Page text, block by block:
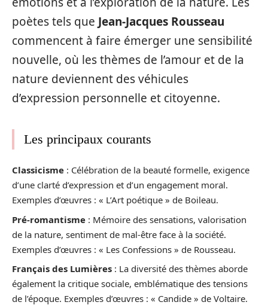
poètes tels que Jean-Jacques Rousseau
commencent à faire émerger une sensibilité
nouvelle, où les thèmes de l’amour et de la
nature deviennent des véhicules
d’expression personnelle et citoyenne.
Les principaux courants
Classicisme : Célébration de la beauté formelle, exigence
d’une clarté d’expression et d’un engagement moral.
Exemples d’œuvres : « L’Art poétique » de Boileau.
Pré-romantisme : Mémoire des sensations, valorisation
de la nature, sentiment de mal-être face à la société.
Exemples d’œuvres : « Les Confessions » de Rousseau.
Français des Lumières : La diversité des thèmes aborde
également la critique sociale, emblématique des tensions
de l’époque. Exemples d’œuvres : « Candide » de Voltaire.